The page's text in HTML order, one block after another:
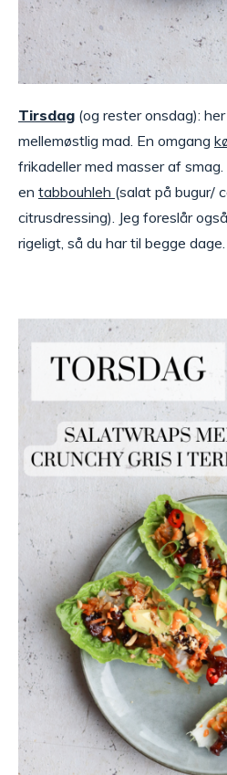
Tirsdag (og rester onsdag):
mellemøstlig mad. En omgang
frikadeller med masser af
en tabbouhleh (salat på bugur/
citrusdressing). Jeg foreslår
rigeligt, så du har til begge dage.